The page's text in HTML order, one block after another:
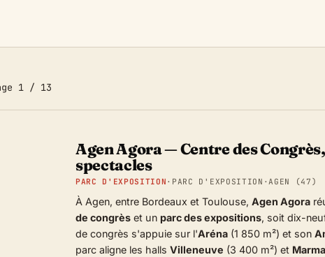
1 / 13
Agen Agora — Centre des
spectacles
PARC D'EXPOSITION · PARC D'EXPOSITION ·AGEN (47)
À Agen, entre Bordeaux et Toulouse, Agen Agora
de congrès et un parc des expositions, soit dix-
de congrès s'appuie sur l'Aréna (1 850 m²) et son
parc aligne les halls Villeneuve (3 400 m²) et